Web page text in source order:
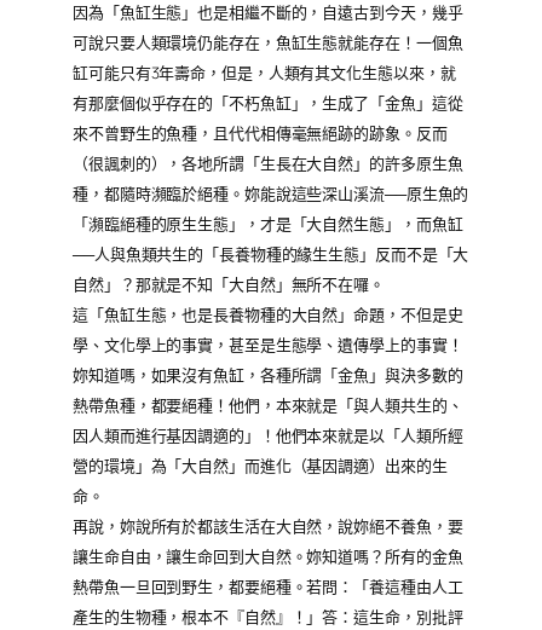
因為「魚缸生態」也是相繼不斷的，自遠古到今天，幾乎
可說只要人類環境仍能存在，魚缸生態就能存在！一個魚
缸可能只有3年壽命，但是，人類有其文化生態以來，就
有那麼個似乎存在的「不朽魚缸」，生成了「金魚」這從
來不曾野生的魚種，且代代相傳毫無絕跡的跡象。反而
（很諷刺的），各地所謂「生長在大自然」的許多原生魚
種，都隨時瀕臨於絕種。妳能說這些深山溪流──原生魚的
「瀕臨絕種的原生生態」，才是「大自然生態」，而魚缸
──人與魚類共生的「長養物種的緣生生態」反而不是「大
自然」？那就是不知「大自然」無所不在囉。
這「魚缸生態，也是長養物種的大自然」命題，不但是史
學、文化學上的事實，甚至是生態學、遺傳學上的事實！
妳知道嗎，如果沒有魚缸，各種所謂「金魚」與決多數的
熱帶魚種，都要絕種！他們，本來就是「與人類共生的、
因人類而進行基因調適的」！他們本來就是以「人類所經
營的環境」為「大自然」而進化（基因調適）出來的生
命。
再說，妳說所有於都該生活在大自然，說妳絕不養魚，要
讓生命自由，讓生命回到大自然。妳知道嗎？所有的金魚
熱帶魚一旦回到野生，都要絕種。若問：「養這種由人工
產生的生物種，根本不『自然』！」答：這生命，別批評